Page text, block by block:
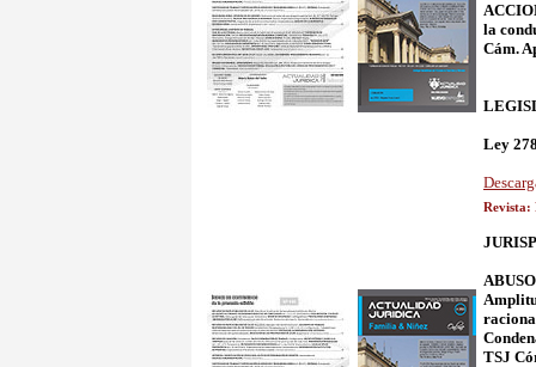
la
Cám.
Ley
Revista:
TSJ